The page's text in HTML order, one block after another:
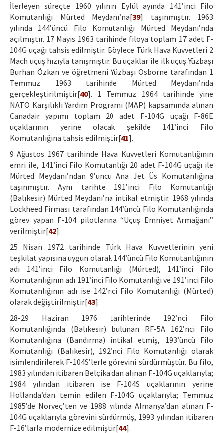
İlerleyen süreçte 1960 yılının Eylül ayında 141’inci Filo
Komutanlığı Mürted Meydanı’na[39] taşınmıştır. 1963
yılında 144’üncü Filo Komutanlığı Mürted Meydanı’nda
açılmıştır. 17 Mayıs 1963 tarihinde filoya toplam 17 adet F-
104G uçağı tahsis edilmiştir. Böylece Türk Hava Kuvvetleri 2
Mach uçuş hızıyla tanışmıştır. Bu uçaklar ile ilk uçuş Yüzbaşı
Burhan Özkan ve öğretmeni Yüzbaşı Osborne tarafından 1
Temmuz 1963 tarihinde Mürted Meydanı’nda
gerçekleştirilmiştir[40]. 1 Temmuz 1964 tarihinde yine
NATO Karşılıklı Yardım Programı (MAP) kapsamında alınan
Canadair yapımı toplam 20 adet F-104G uçağı F-86E
uçaklarının yerine olacak şekilde 141’inci Filo
Komutanlığına tahsis edilmiştir[41].
9 Ağustos 1967 tarihinde Hava Kuvvetleri Komutanlığının
emri ile, 141’inci Filo Komutanlığı 20 adet F-104G uçağı ile
Mürted Meydanı’ndan 9’uncu Ana Jet Üs Komutanlığına
taşınmıştır. Aynı tarihte 191’inci Filo Komutanlığı
(Balıkesir) Mürted Meydanı’na intikal etmiştir. 1968 yılında
Lockheed Firması tarafından 144’üncü Filo Komutanlığında
görev yapan F-104 pilotlarına “Uçuş Emniyet Armağanı”
verilmiştir[42].
25 Nisan 1972 tarihinde Türk Hava Kuvvetlerinin yeni
teşkilat yapısına uygun olarak 144’üncü Filo Komutanlığının
adı 141’inci Filo Komutanlığı (Mürted), 141’inci Filo
Komutanlığının adı 191’inci Filo Komutanlığı ve 191’inci Filo
Komutanlığının adı ise 142’nci Filo Komutanlığı (Mürted)
olarak değiştirilmiştir[43].
28-29 Haziran 1976 tarihlerinde 192’nci Filo
Komutanlığında (Balıkesir) bulunan RF-5A 162’nci Filo
Komutanlığına (Bandırma) intikal etmiş, 193’üncü Filo
Komutanlığı (Balıkesir), 192’nci Filo Komutanlığı olarak
isimlendirilerek F-104S’lerle görevini sürdürmüştür. Bu filo,
1983 yılından itibaren Belçika’dan alınan F-104G uçaklarıyla;
1984 yılından itibaren ise F-104S uçaklarının yerine
Hollanda’dan temin edilen F-104G uçaklarıyla; Temmuz
1985’de Norveç’ten ve 1988 yılında Almanya’dan alınan F-
104G uçaklarıyla görevini sürdürmüş, 1993 yılından itibaren
F-16’larla modernize edilmiştir[44].